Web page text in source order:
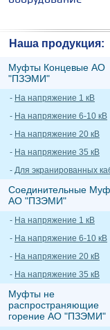
Наша продукция:
Муфты Концевые АО
"ПЗЭМИ"
- На напряжение 1 кВ
- На напряжение 6-10 кВ
- На напряжение 20 кВ
- На напряжение 35 кВ
- Для экранированных
Соединительные
АО "ПЗЭМИ"
- На напряжение 1 кВ
- На напряжение 6-10 кВ
- На напряжение 20 кВ
- На напряжение 35 кВ
Муфты не
распространяющие
горение АО "ПЗЭМИ"